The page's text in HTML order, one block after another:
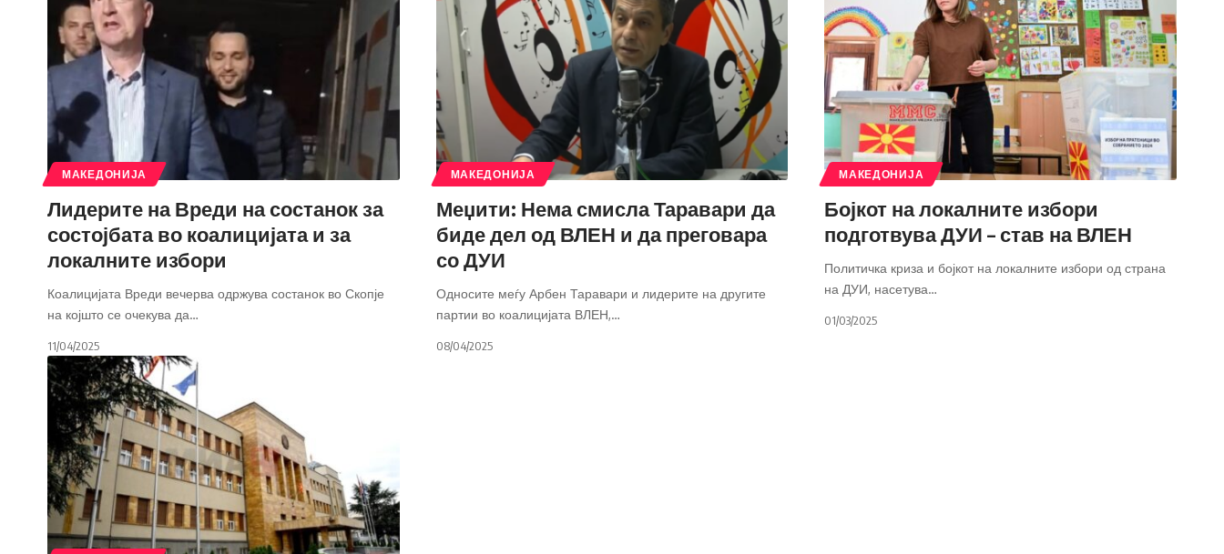
МАКЕДОНИЈА
Лидерите на Вреди на состанок за
состојбата во коалицијата и за
локалните избори
Коалицијата Вреди вечерва одржува состанок во Скопје
на којшто се очекува да…
11/04/2025
МАКЕДОНИЈА
Меџити: Нема смисла Таравари да
биде дел од ВЛЕН и да преговара
со ДУИ
Односите меѓу Арбен Таравари и лидерите на другите
партии во коалицијата ВЛЕН,…
08/04/2025
МАКЕДОНИЈА
Бојкот на локалните избори
подготвува ДУИ – став на ВЛЕН
Политичка криза и бојкот на локалните избори од страна
на ДУИ, насетува…
01/03/2025